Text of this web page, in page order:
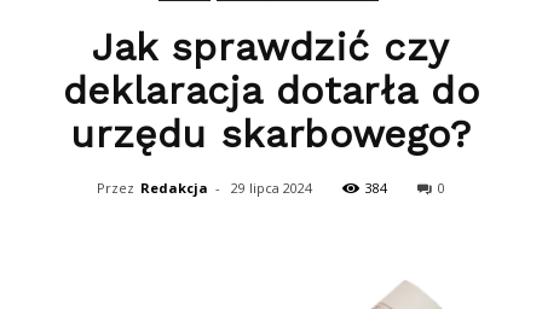
Jak sprawdzić czy
deklaracja dotarła do
urzędu skarbowego?
Przez Redakcja - 29 lipca 2024 384 0